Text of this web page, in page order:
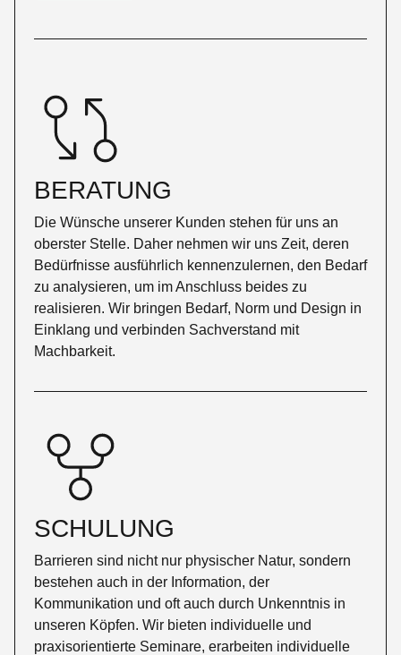
BERATUNG
Die Wünsche unserer Kunden stehen für uns an
oberster Stelle. Daher nehmen wir uns Zeit, deren
Bedürfnisse ausführlich kennenzulernen, den Bedarf
zu analysieren, um im Anschluss beides zu
realisieren. Wir bringen Bedarf, Norm und Design in
Einklang und verbinden Sachverstand mit
Machbarkeit.
SCHULUNG
Barrieren sind nicht nur physischer Natur, sondern
bestehen auch in der Information, der
Kommunikation und oft auch durch Unkenntnis in
unseren Köpfen. Wir bieten individuelle und
praxisorientierte Seminare, erarbeiten individuelle